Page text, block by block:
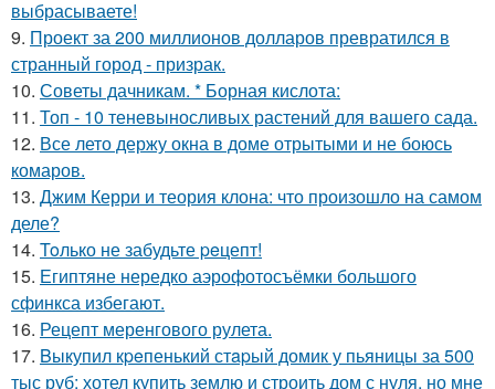
выбрасываете!
9. Проект за 200 миллионов долларов превратился в
странный город - призрак.
10. Советы дачникам. * Борная кислота:
11. Топ - 10 теневыносливых растений для вашего сада.
12. Все лето держу окна в доме отрытыми и не боюсь
комаров.
13. Джим Керри и теория клона: что произошло на самом
деле?
14. Toлько не забудьте peцепт!
15. Египтяне нередко аэрофотосъёмки большого
сфинкса избегают.
16. Рецепт меренгового рулета.
17. Bыкупил кpeпенький стapый домик у пьяницы за 500
тыс руб: хотел купить землю и строить дом с нуля, но мне